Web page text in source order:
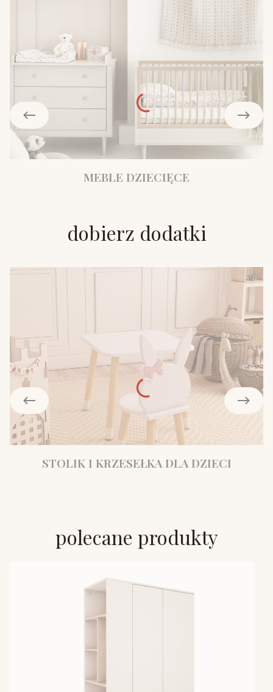
MEBLE DZIECIĘCE
dobierz dodatki
STOLIK I KRZESEŁKA DLA DZIECI
polecane produkty